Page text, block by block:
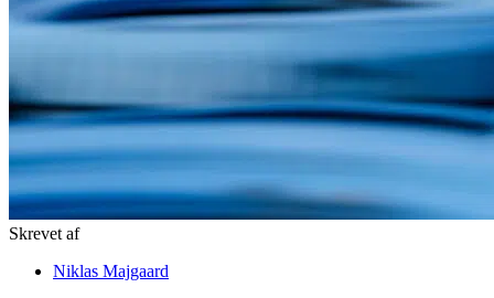
Skrevet af
Niklas Majgaard